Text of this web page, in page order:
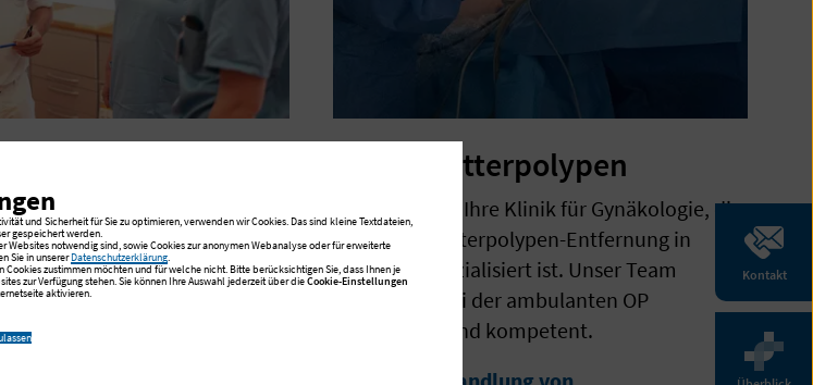
Kontakt
Amalie Sieveking
behandeln wir
und begleiten
Expertise und
Gebärmutterpolypen
Das Amalie ist Ihre Klinik für Gynäkologie, die
auf Gebärmutterpolypen-Entfernung in
Hamburg spezialisiert ist. Unser Team
betreut Sie bei der ambulanten OP
emphatisch und kompetent.
und Sicherheit für Sie zu optimieren, verwenden wir Cookies. Das sind kleine Textdateien,
gespeichert werden.
Websites notwendig sind, sowie Cookies zur anonymen Webanalyse oder für erweiterte
Sie in unsererDatenschutzerklärung
Cookies zustimmen möchten und für welche nicht. Bitte berücksichtigen Sie, dass Ihnen je
zur Verfügung stehen. Sie können Ihre Auswahl jederzeit über dieCookie-Einstellungen
aktivieren.